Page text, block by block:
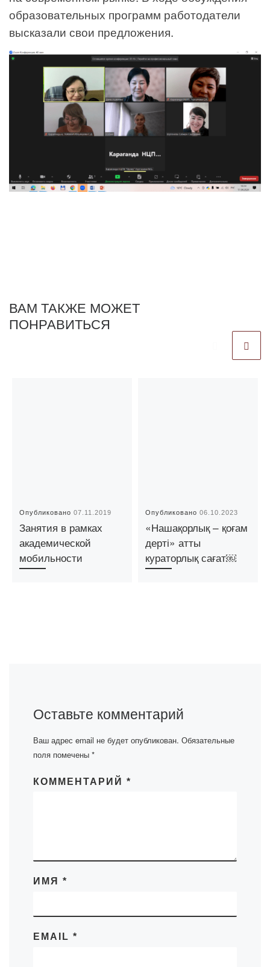
образовательных программ работодатели
высказали свои предложения.
ВАМ ТАКЖЕ МОЖЕТ
ПОНРАВИТЬСЯ
Опубликовано07.11.2019
Занятия в рамках
академической
мобильности
Опубликовано06.10.2023
«Нашақорлық – қоғам
дерті» атты
кураторлық сағат￼
Оставьте комментарий
Ваш адрес email не будет опубликован. Обязательные
поля помечены *
КОММЕНТАРИЙ *
ИМЯ *
EMAIL *